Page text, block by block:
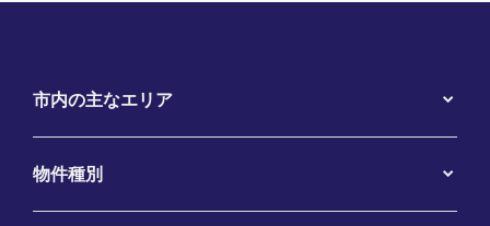
市内の主なエリア
物件種別